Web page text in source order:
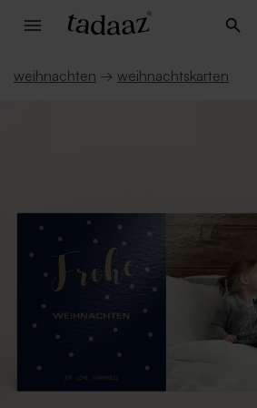
weihnachten → weihnachtskarten